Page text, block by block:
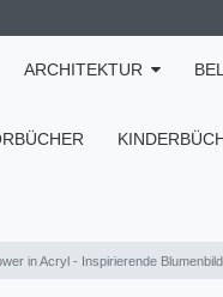
ARCHITEKTUR
in Acryl - Inspirierende